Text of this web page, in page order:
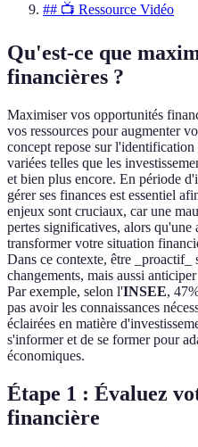
## 📺 Ressource Vidéo
Qu'est-ce que
financières ?
Maximiser vos opportunités
vos ressources pour augmenter
concept repose sur
variées telles que les
et bien plus encore. En période
gérer ses finances est essentiel
enjeux sont cruciaux, car une
pertes significatives, alors qu'une
transformer votre situation
Dans ce contexte, être
changements, mais aussi
Par exemple, selon l'INSEE,
pas avoir les connaissances
éclairées en matière
s'informer et de se former pour
économiques.
Étape 1 : Évaluez
financière